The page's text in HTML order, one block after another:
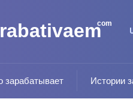
com
зарабатывает Истории